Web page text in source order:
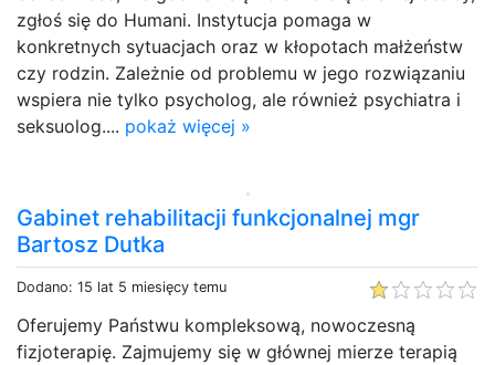
zgłoś się do Humani. Instytucja pomaga w
konkretnych sytuacjach oraz w kłopotach małżeństw
czy rodzin. Zależnie od problemu w jego rozwiązaniu
wspiera nie tylko psycholog, ale również psychiatra i
seksuolog.... pokaż więcej »
Gabinet rehabilitacji funkcjonalnej mgr
Bartosz Dutka
Dodano: 15 lat 5 miesięcy temu
Oferujemy Państwu kompleksową, nowoczesną
fizjoterapię. Zajmujemy się w głównej mierze terapią